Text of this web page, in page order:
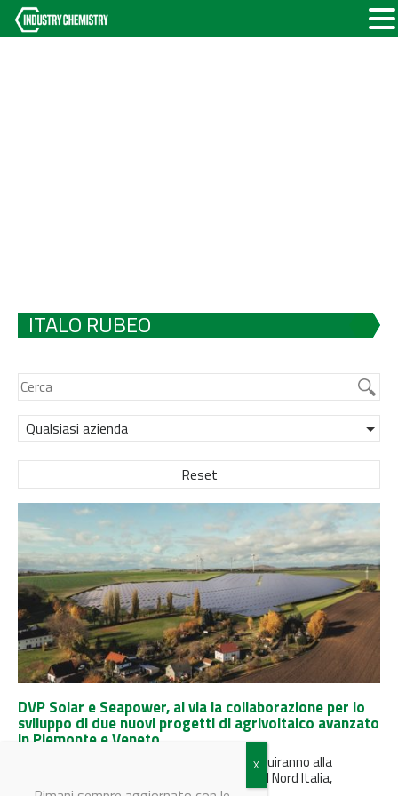
ITALO RUBEO
Qualsiasi azienda
Reset
DVP Solar e Seapower, al via la collaborazione per lo
sviluppo di due nuovi progetti di agrivoltaico avanzato
in Piemonte e Veneto
Gli impianti, per un totale di 71 MWp, contribuiranno alla
produzione elettrica da fonte rinnovabile nel Nord Italia,